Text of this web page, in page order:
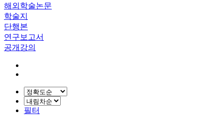
해외학술논문
학술지
단행본
연구보고서
공개강의
필터